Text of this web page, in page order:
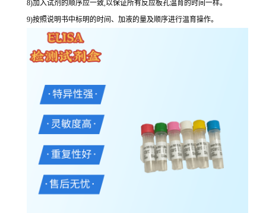
8)加入试剂的顺序应一致,以保证所有反应板孔温育的时间一样。
9)按照说明书中标明的时间、加液的量及顺序进行温育操作。